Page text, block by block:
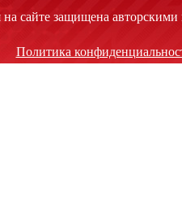
сайте защищена
Политика